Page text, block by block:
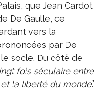
que Jean Cardot
De Gaulle, ce
vers la
par De
socle. Du côté de
fois séculaire entre
la liberté du monde.”